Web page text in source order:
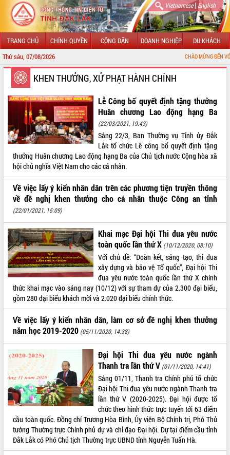
Vietnamese| English
TRANG CHỦ CHÍNH QUYỀN CÔNG DÂN DOANH NGHIỆP DU KHÁCH
Thứ sáu, 07/08/2026 CHÀO MỪNG ĐẾN VỚI CỔNG
GIỚI THIỆU
LÃNH ĐẠO UBND TỈNH
TIN TỨC SỰ KIỆN
SỞ, BAN, NGÀNH
UBND CÁC XÃ, PHƯỜNG
HỆ THỐNG VĂN BẢN
VĂN BẢN HĐND TỈNH
ĐIỂM TIN VĂN BẢN
QUY HOẠCH - KẾ HOẠCH
KHEN THƯỞNG, XỬ PHẠT HÀNH CHÍNH
Lễ Công bố quyết định tặng thưởng
Huân chương Lao động hạng Ba
(22/03/2021, 19:43)
Sáng 22/3, Ban Thường vụ Tỉnh ủy Đắk
Lắk tổ chức Lễ công bố quyết định tặng
thưởng Huân chương Lao động hạng Ba của Chủ tịch nước Cộng hòa xã
hội chủ nghĩa Việt Nam cho các cá nhân.
Về việc lấy ý kiến nhân dân trên các phương tiện truyền thông
về đề nghị khen thưởng cho cá nhân thuộc Công an tỉnh
(22/01/2021, 15:09)
Khai mạc Đại hội Thi đua yêu nước
toàn quốc lần thứ X (10/12/2020, 08:10)
Với chủ đề: “Đoàn kết, sáng tạo, thi đua
xây dựng và bảo vệ Tổ quốc”, Đại hội Thi
đua yêu nước toàn quốc lần thứ X chính
thức khai mạc vào sáng nay (10/12) với sự tham dự của 2.300 đại biểu,
gồm 280 đại biểu khách mời và 2.020 đại biểu chính thức.
Về việc lấy ý kiến nhân dân, làm cơ sở đề nghị khen thưởng
năm học 2019-2020 (05/11/2020, 14:38)
Đại hội Thi đua yêu nước ngành
Thanh tra lần thứ V (01/11/2020, 14:41)
Sáng 01/11, Thanh tra Chính phủ tổ chức
Đại hội Thi đua yêu nước ngành Thanh tra
lần thứ V (2020-2025). Đại hội được tổ
chức theo hình thức trực tuyến tới 63 điểm
cầu toàn quốc. Đồng chí Trương Hòa Bình, Ủy viên Bộ Chính trị, Phó Thủ
tướng Thường trực Chính phủ dự và chỉ đạo Đại hội. Dự tại điểm cầu tỉnh
Đắk Lắk có Phó Chủ tịch Thường trực UBND tỉnh Nguyễn Tuấn Hà.